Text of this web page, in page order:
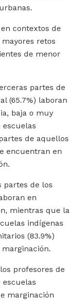
contextos de
retos
de menor
partes de
(65.7%) laboran
baja o muy
escuelas
de aquellos
encuentran en
partes de los
en
mientras que la
indígenas
(83.9%)
profesores de
escuelas
marginación